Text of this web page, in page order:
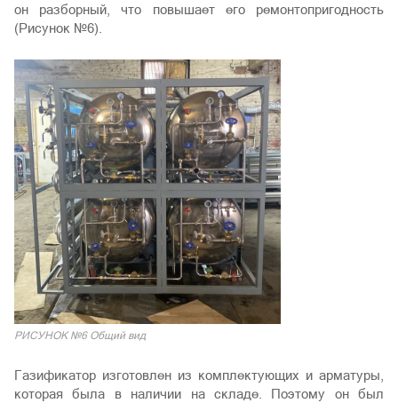
он разборный, что повышает его ремонтопригодность
(Рисунок №6).
РИСУНОК №6 Общий вид
Газификатор изготовлен из комплектующих и арматуры,
которая была в наличии на складе. Поэтому он был